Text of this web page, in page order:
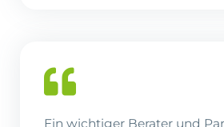
Ein wichtiger Berater und